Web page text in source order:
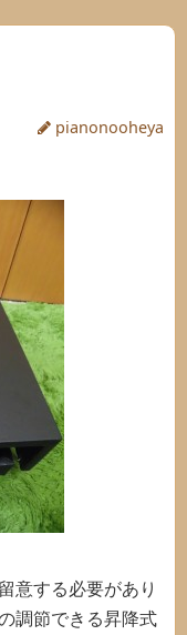
pianonooheya
意する必要があり
調節できる昇降式